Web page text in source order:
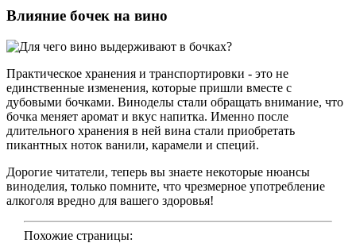
Влияние бочек на вино
Практическое хранения и транспортировки - это не
единственные изменения, которые пришли вместе с
дубовыми бочками. Виноделы стали обращать внимание, что
бочка меняет аромат и вкус напитка. Именно после
длительного хранения в ней вина стали приобретать
пикантных ноток ванили, карамели и специй.
Дорогие читатели, теперь вы знаете некоторые нюансы
виноделия, только помните, что чрезмерное употребление
алкоголя вредно для вашего здоровья!
Похожие страницы: